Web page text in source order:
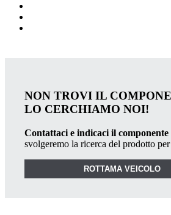
NON TROVI IL
LO CERCHIAMO NOI!
Contattaci e indicaci il componente
svolgeremo la ricerca del prodotto
ROTTAMA VEICOLO